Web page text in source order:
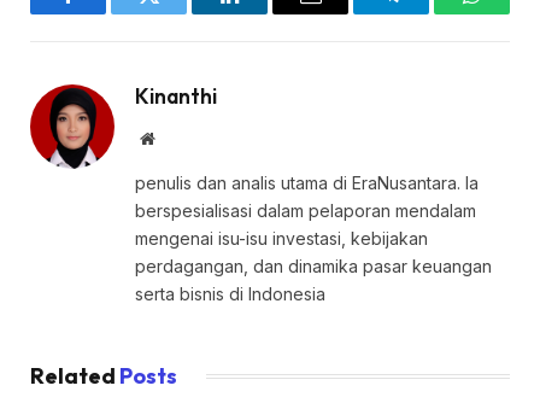
FacebookTwitter LinkedInEmail Telegram
Kinanthi
Website
penulis dan analis utama di EraNusantara. Ia
berspesialisasi dalam pelaporan mendalam
mengenai isu-isu investasi, kebijakan
perdagangan, dan dinamika pasar keuangan
serta bisnis di Indonesia
Related Posts